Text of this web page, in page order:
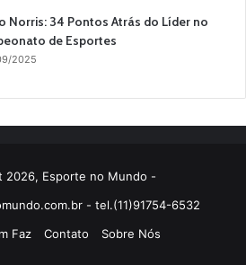
Norris: 34 Pontos Atrás do Líder no
de Esportes
2025
2026, Esporte no Mundo -
- tel.(11)91754-6532
Faz Contato Sobre Nós